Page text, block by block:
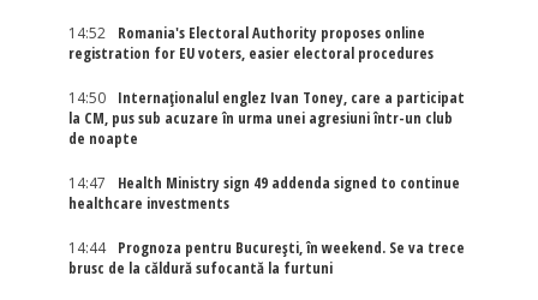
14:52
Romania's Electoral Authority proposes online
registration for EU voters, easier electoral procedures
14:50
Internaţionalul englez Ivan Toney, care a participat
la CM, pus sub acuzare în urma unei agresiuni într-un club
de noapte
14:47
Health Ministry sign 49 addenda signed to continue
healthcare investments
14:44
Prognoza pentru București, în weekend. Se va trece
brusc de la căldură sufocantă la furtuni